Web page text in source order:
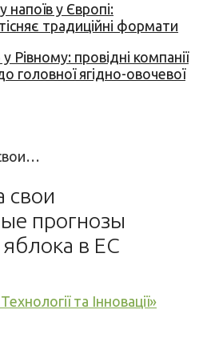
напоїв у Європі:
традиційні формати
провідні компанії
головної ягідно-овочевої
свои
прогнозы
в ЕС
та Інновації»